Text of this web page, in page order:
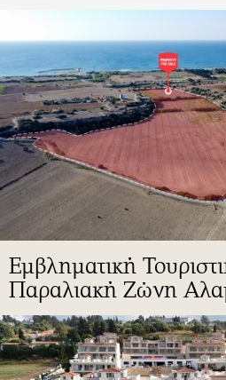
Εμβληματική
Παραλιακή Ζώνη